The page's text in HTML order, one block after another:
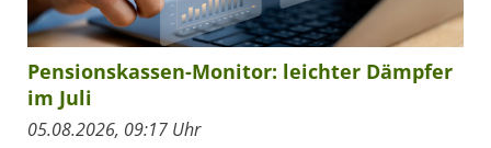
Pensionskassen-Monitor: leichter Dämpfer
im Juli
05.08.2026, 09:17 Uhr